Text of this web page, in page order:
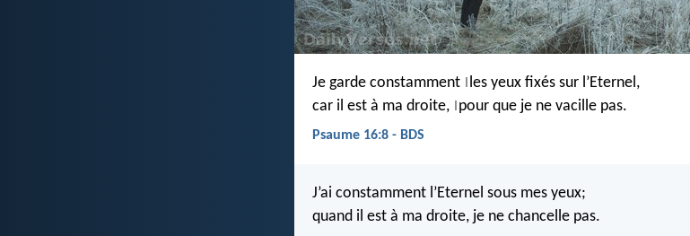
Je garde constamment les yeux fixés sur l’Eternel,
car il est à ma droite, pour que je ne vacille pas.
Psaume 16:8 - BDS
J’ai constamment l’Eternel sous mes yeux;
quand il est à ma droite, je ne chancelle pas.